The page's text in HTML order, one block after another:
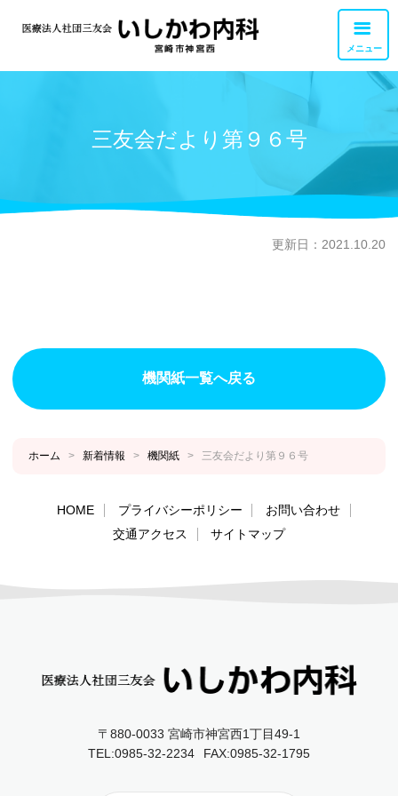
メニュー
健康診断・検査
交通アクセス
三友会だより第９６号
更新日：2021.10.20
機関紙一覧へ戻る
ホーム > 新着情報 > 機関紙 > 三友会だより第９６号
HOME プライバシーポリシー
お問い合わせ
交通アクセス
サイトマップ
〒880-0033 宮崎市神宮西1丁目49‐1
TEL:0985-32-2234
FAX:0985-32-1795